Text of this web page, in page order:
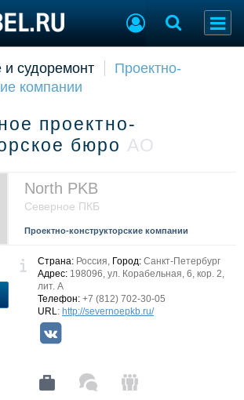
Торговая площадка
Доска объявлений
Оборудование
Изделия
Услуги
Флот
Форум
и судоремонт
Проектно-
компании
проектно-
бюро АО
North PKB
Северное ПКБ
Проектно-конструкторские компании
Страна: Россия, Город: Санкт-Петербург
Адрес: 198096, ул. Корабельная, 6, кор. 2,
лит. А
Телефон: +7 (812) 702-30-05
URL: http://severnoepkb.ru/